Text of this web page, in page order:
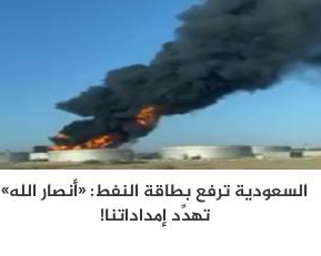
السعودية ترفع بطاقة النفط: «أنصار الله»
تهدِّد إمداداتنا!